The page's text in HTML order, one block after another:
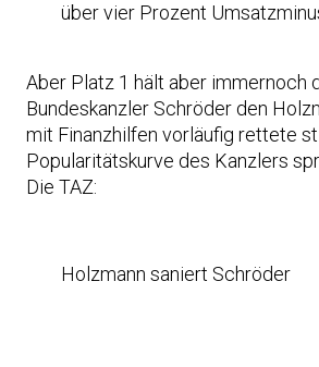
über vier Prozent
Aber Platz 1 hält aber immernoch
Bundeskanzler Schröder den
mit Finanzhilfen vorläufig rettete
Popularitätskurve des Kanzlers
Die TAZ:
Holzmann saniert Schröder